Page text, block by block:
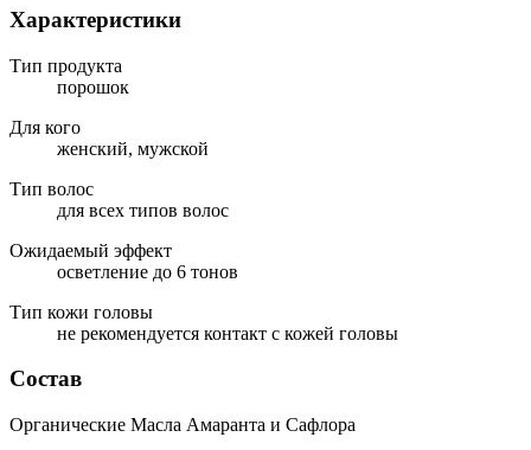
Характеристики
Тип продукта
порошок
Для кого
женский, мужской
Тип волос
для всех типов волос
Ожидаемый эффект
осветление до 6 тонов
Тип кожи головы
не рекомендуется контакт с кожей головы
Состав
Органические Масла Амаранта и Сафлора